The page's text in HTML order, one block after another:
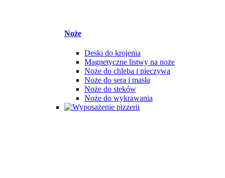
Noże
Deski do krojenia
Magnetyczne listwy na noże
Noże do chleba i pieczywa
Noże do sera i masła
Noże do steków
Noże do wykrawania